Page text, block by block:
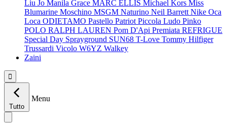
Liu Jo Manila Grace MARC ELLIS Michael Kors Miss
Blumarine Moschino MSGM Naturino Neil Barrett Nike Oca
Loca ODIETAMO Pastello Patriot Piccola Ludo Pinko
POLO RALPH LAUREN Pom D'Api Premiata REFRIGUE
Special Day Sprayground SUN68 T-Love Tommy Hilfiger
Trussardi Vicolo W6YZ Walkey
Zaini

Tutto
Menu